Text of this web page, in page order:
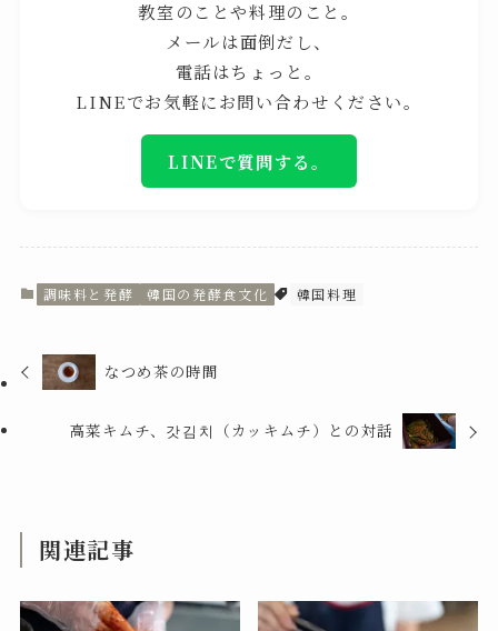
教室のことや料理のこと。
メールは面倒だし、
電話はちょっと。
LINEでお気軽にお問い合わせください。
LINEで質問する。
調味料と発酵 韓国の発酵食文化 韓国料理
なつめ茶の時間
高菜キムチ、갓김치（カッキムチ）との対話
関連記事